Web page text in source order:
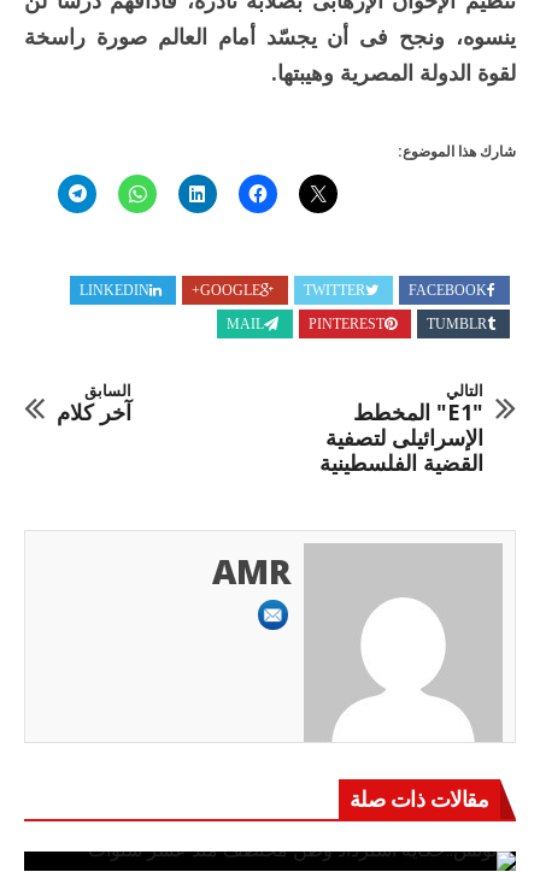
ينسوه، ونجح فى أن يجسّد أمام العالم صورة راسخة
لقوة الدولة المصرية وهيبتها.
شارك هذا الموضوع:
FACEBOOK
TWITTER
GOOGLE+
LINKEDIN
TUMBLR
PINTEREST
MAIL
السابق
آخر كلام
التالي
"E1" المخطط
الإسرائيلى لتصفية
القضية الفلسطينية
AMR
مقالات ذات صلة